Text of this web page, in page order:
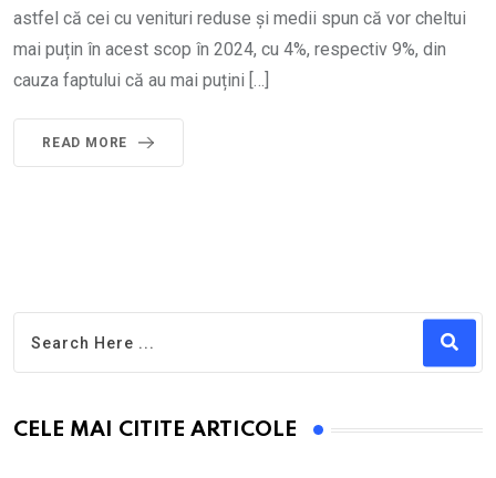
astfel că cei cu venituri reduse și medii spun că vor cheltui
mai puțin în acest scop în 2024, cu 4%, respectiv 9%, din
cauza faptului că au mai puțini […]
READ MORE
CELE MAI CITITE ARTICOLE